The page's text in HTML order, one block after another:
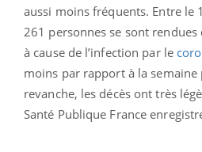
aussi moins fréquents. Entre le
261 personnes se sont rendues
à cause de l’infection par le
moins par rapport à la semaine
revanche, les décès ont très
Santé Publique France